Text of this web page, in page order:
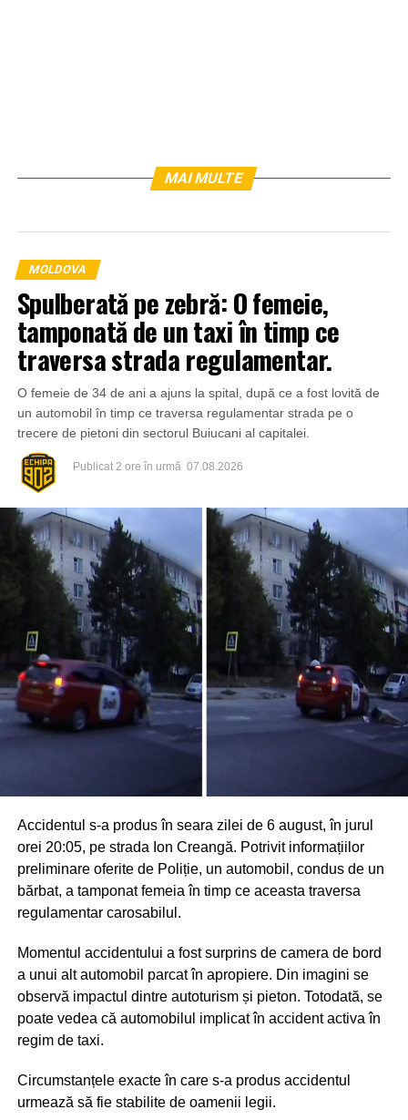
MAI MULTE
MOLDOVA
Spulberată pe zebră: O femeie,
tamponată de un taxi în timp ce
traversa strada regulamentar.
O femeie de 34 de ani a ajuns la spital, după ce a fost lovită de
un automobil în timp ce traversa regulamentar strada pe o
trecere de pietoni din sectorul Buiucani al capitalei.
Publicat 2 ore în urmă 07.08.2026
Accidentul s-a produs în seara zilei de 6 august, în jurul
orei 20:05, pe strada Ion Creangă. Potrivit informațiilor
preliminare oferite de Poliție, un automobil, condus de un
bărbat, a tamponat femeia în timp ce aceasta traversa
regulamentar carosabilul.
Momentul accidentului a fost surprins de camera de bord
a unui alt automobil parcat în apropiere. Din imagini se
observă impactul dintre autoturism și pieton. Totodată, se
poate vedea că automobilul implicat în accident activa în
regim de taxi.
Circumstanțele exacte în care s-a produs accidentul
urmează să fie stabilite de oamenii legii.